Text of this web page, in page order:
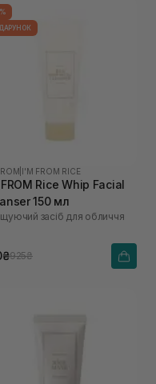
I'M FROM RICE
Rice Whip Facial
150 мл
засіб для обличчя
925₴